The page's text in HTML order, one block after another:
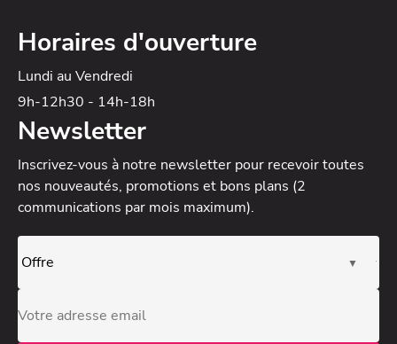
Horaires d'ouverture
Lundi au Vendredi
9h-12h30 - 14h-18h
Newsletter
Inscrivez-vous à notre newsletter pour recevoir toutes
nos nouveautés, promotions et bons plans (2
communications par mois maximum).